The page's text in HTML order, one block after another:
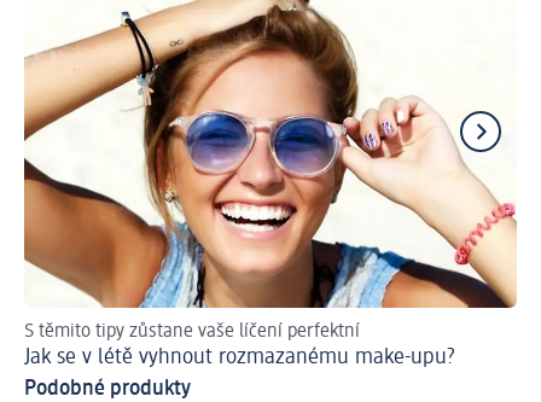
S těmito tipy zůstane vaše líčení perfektní
Jak se v létě vyhnout rozmazanému make-upu?
Podobné produkty